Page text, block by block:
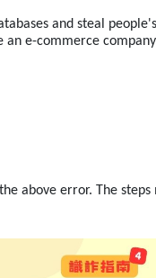
and steal
e-commerce
above error. The